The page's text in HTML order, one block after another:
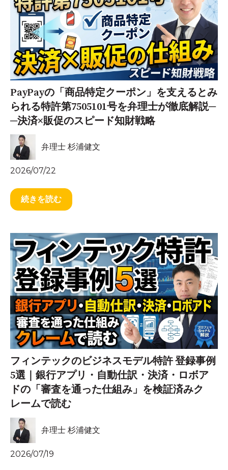
PayPayの「商品特定クーポン」を支えるとみ
られる特許第7505101号を弁理士が徹底解説─
─決済×販促のスピード知財戦略
弁理士 杉浦健文
2026/07/22
続きを読む
フィンテックのビジネスモデル特許 登録事例
5選｜銀行アプリ・自動仕訳・決済・ロボア
ドの「審査を通った仕組み」を検証済みク
レームで読む
弁理士 杉浦健文
2026/07/19